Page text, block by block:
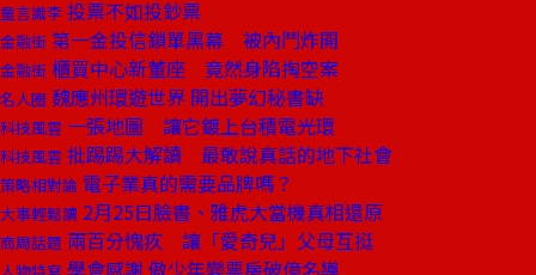
童言識李 投票不如投鈔票
金融街 第一金投信鎖單黑幕 被內鬥炸開
金融街 櫃買中心新董座 竟然身陷掏空案
名人圈 魏應州環遊世界 開出夢幻秘書缺
科技風雲 一張地圖 讓它鍍上台積電光環
科技風雲 批踢踢大解讀 最敢說真話的地下社會
策略相對論 電子業真的需要品牌嗎？
大事輕鬆讀 2月25日臉書、雅虎大當機真相還原
商周話題 兩百分愧疚 讓「愛奇兒」父母互挺
學會感謝 傲少年變票房破億名導